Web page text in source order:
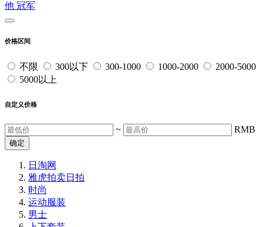
他 冠军
价格区间
不限 300以下 300-1000 1000-2000
2000-5000
5000以上
自定义价格
~ RMB
确定
日淘网
雅虎拍卖日拍
时尚
运动服装
男士